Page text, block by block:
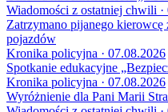
Wiadomości z ostatniej chwili ·
Zatrzymano pijanego
pojazdów
Kronika policyjna · 07.08.2026
Spotkanie edukacyjne
Kronika policyjna · 07.08.2026
Wyróżnienie dla Pani Marii